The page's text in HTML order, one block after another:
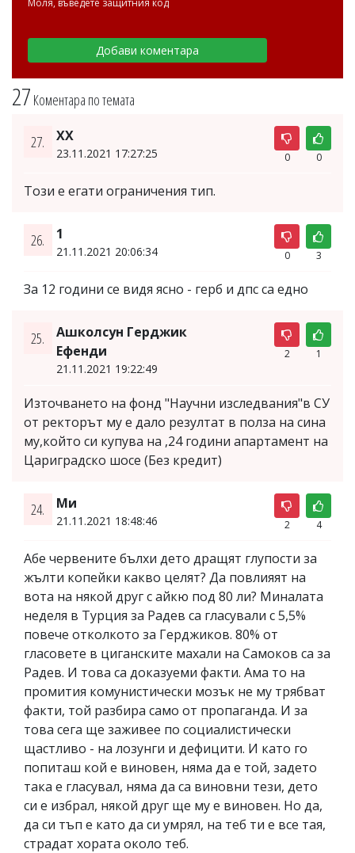
27 Коментара по темата
27. ХХ
23.11.2021 17:27:25 0 0
Този е егати ограничения тип.
26. 1
21.11.2021 20:06:34 0 3
За 12 години се видя ясно - герб и дпс са едно
25.
Ашколсун Герджик
Ефенди
21.11.2021 19:22:49
2 1
Източването на фонд "Научни изследвания"в СУ
от ректорът му е дало резултат в полза на сина
му,който си купува на ,24 години апартамент на
Цариградско шосе (Без кредит)
24. Ми
21.11.2021 18:48:46 2 4
Абе червените бълхи дето дращят глупости за
жълти копейки какво целят? Да повлияят на
вота на някой друг с айкю под 80 ли? Миналата
неделя в Турция за Радев са гласували с 5,5%
повече отколкото за Герджиков. 80% от
гласовете в циганските махали на Самоков са за
Радев. И това са доказуеми факти. Ама то на
промития комунистически мозък не му трябват
факти, той разбира само от пропаганда. И за
това сега ще заживее по социалистически
щастливо - на лозунги и дефицити. И като го
попиташ кой е виновен, няма да е той, задето
така е гласувал, няма да са виновни тези, дето
си е избрал, някой друг ще му е виновен. Но да,
да си тъп е като да си умрял, на теб ти е все тая,
страдат хората около теб.